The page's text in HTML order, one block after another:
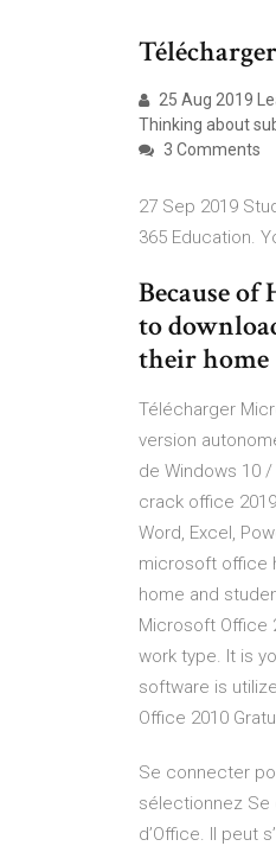
25 Aug 2019
Thinking about
3 Comments
27 Sep 2019
365 Education.
Because
to
their home
Télécharger
version
de Windows 10
crack office
Word, Excel,
microsoft office
home and
Microsoft Office
work type. It is
software is
Office 2010
Se connecter
sélectionnez Se
d’Office. Il peut